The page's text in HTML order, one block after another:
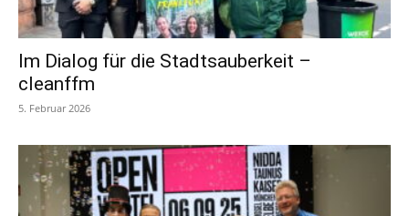
Im Dialog für die Stadtsauberkeit –
cleanffm
5. Februar 2026